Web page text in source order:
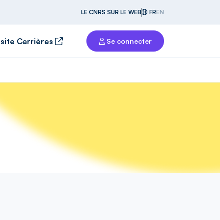
LE CNRS SUR LE WEB FREN
Carrières Se connecter